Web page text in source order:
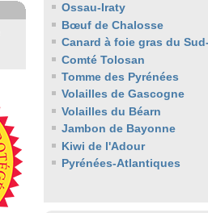
Ossau-Iraty
Bœuf de Chalosse
Canard à foie gras du
Comté Tolosan
Tomme des Pyrénées
Volailles de Gascogne
Volailles du Béarn
Jambon de Bayonne
Kiwi de l'Adour
Pyrénées-Atlantiques